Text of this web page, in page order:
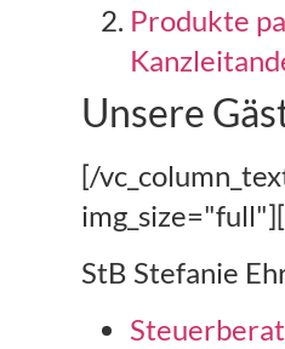
Produkte
Unsere
[/
StB Stefanie